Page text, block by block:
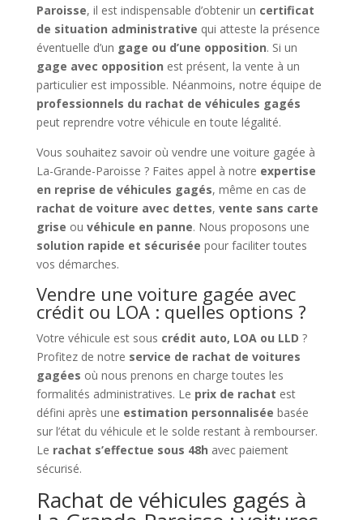
Paroisse, il est indispensable d’obtenir un certificat
de situation administrative qui atteste la présence
éventuelle d’un gage ou d’une opposition. Si un
gage avec opposition est présent, la vente à un
particulier est impossible. Néanmoins, notre équipe de
professionnels du rachat de véhicules gagés
peut reprendre votre véhicule en toute légalité.
Vous souhaitez savoir où vendre une voiture gagée à
La-Grande-Paroisse ? Faites appel à notre expertise
en reprise de véhicules gagés, même en cas de
rachat de voiture avec dettes, vente sans carte
grise ou véhicule en panne. Nous proposons une
solution rapide et sécurisée pour faciliter toutes
vos démarches.
Vendre une voiture gagée avec
crédit ou LOA : quelles options ?
Votre véhicule est sous crédit auto, LOA ou LLD ?
Profitez de notre service de rachat de voitures
gagées où nous prenons en charge toutes les
formalités administratives. Le prix de rachat est
défini après une estimation personnalisée basée
sur l’état du véhicule et le solde restant à rembourser.
Le rachat s’effectue sous 48h avec paiement
sécurisé.
Rachat de véhicules gagés à